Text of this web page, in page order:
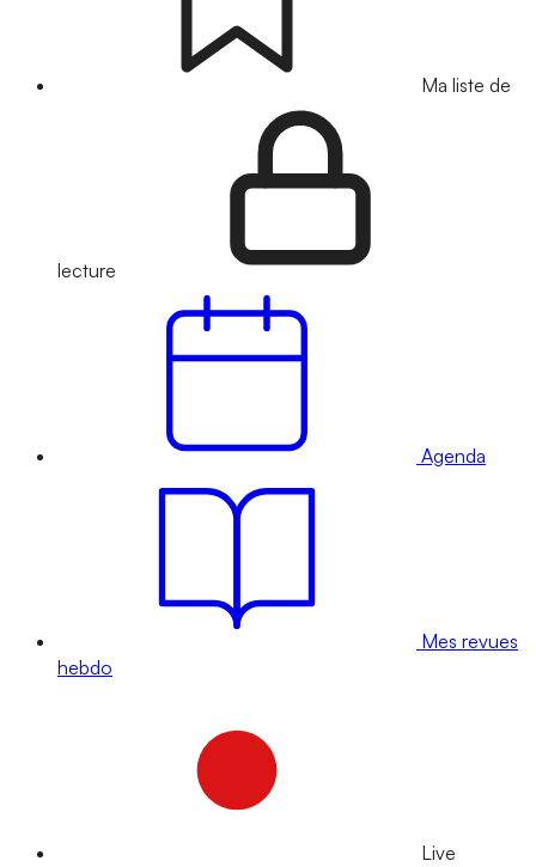
Ma liste de
lecture
Agenda
Mes revues
hebdo
Live